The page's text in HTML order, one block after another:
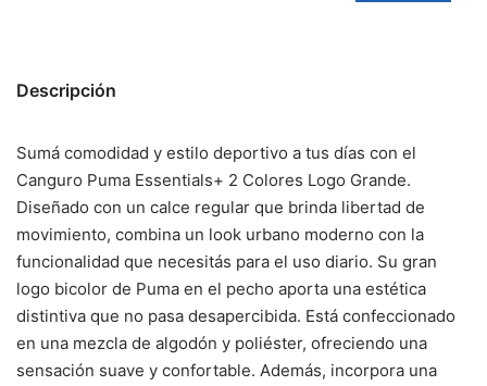
Descripción
Sumá comodidad y estilo deportivo a tus días con el
Canguro Puma Essentials+ 2 Colores Logo Grande.
Diseñado con un calce regular que brinda libertad de
movimiento, combina un look urbano moderno con la
funcionalidad que necesitás para el uso diario. Su gran
logo bicolor de Puma en el pecho aporta una estética
distintiva que no pasa desapercibida. Está confeccionado
en una mezcla de algodón y poliéster, ofreciendo una
sensación suave y confortable. Además, incorpora una